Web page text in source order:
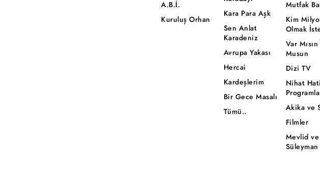
A.B.İ.
Kuruluş Orhan
Kara Para Aşk
Sen Anlat
Karadeniz
Avrupa Yakası
Hercai
Kardeşlerim
Bir Gece Masalı
Tümü..
Mutfak
Kim
Olmak
Var
Musun
Dizi TV
Nihat
Akika ve
Filmler
Mevlid ve